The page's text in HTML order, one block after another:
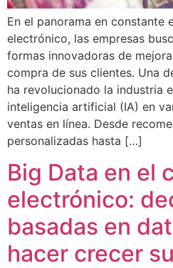
En el panorama en constante
electrónico, las empresas
formas innovadoras de
compra de sus clientes. Una
ha revolucionado la industria
inteligencia artificial (IA) en
ventas en línea. Desde
personalizadas hasta […]
Big Data en el
electrónico:
basadas en
hacer crecer